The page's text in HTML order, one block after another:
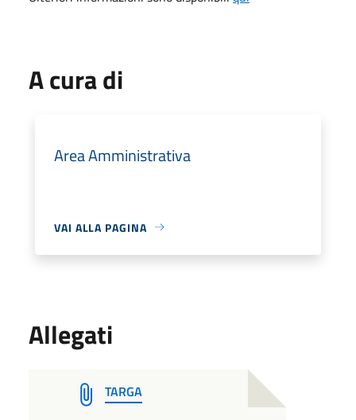
A cura di
Area Amministrativa
VAI ALLA PAGINA
Allegati
TARGA